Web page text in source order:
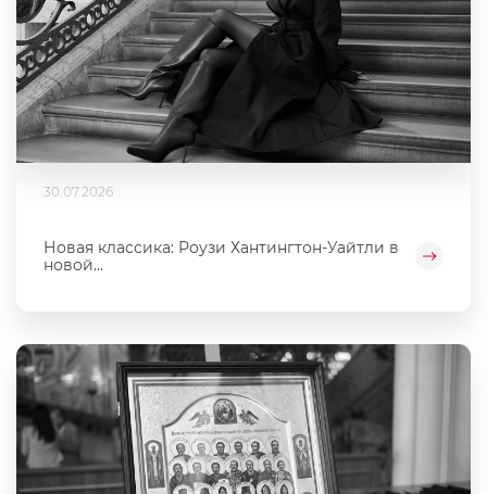
30.07.2026
Новая классика: Роузи Хантингтон-Уайтли в
новой...